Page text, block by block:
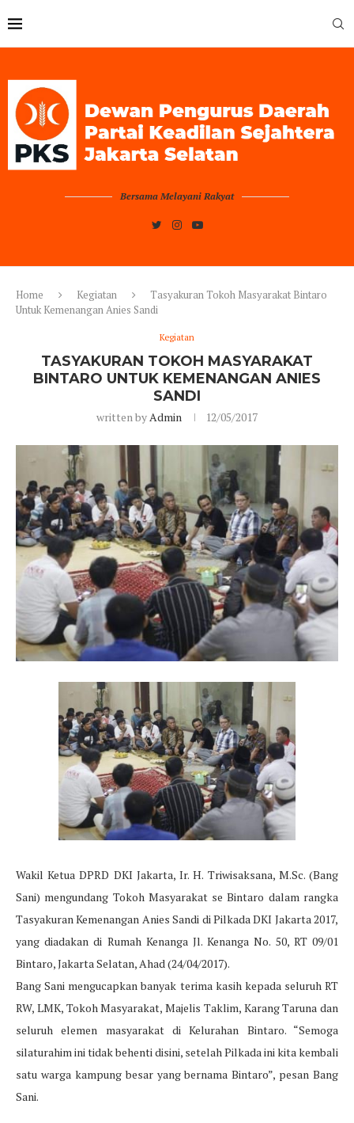
Bersama Melayani Rakyat
Home Kegiatan
Tasyakuran Tokoh Masyarakat Bintaro
Untuk Kemenangan Anies Sandi
Kegiatan
TASYAKURAN TOKOH MASYARAKAT
BINTARO UNTUK KEMENANGAN ANIES
SANDI
written byAdmin 12/05/2017
Wakil Ketua DPRD DKI Jakarta, Ir. H. Triwisaksana, M.Sc. (Bang
Sani) mengundang Tokoh Masyarakat se Bintaro dalam rangka
Tasyakuran Kemenangan Anies Sandi di Pilkada DKI Jakarta 2017,
yang diadakan di Rumah Kenanga Jl. Kenanga No. 50, RT 09/01
Bintaro, Jakarta Selatan, Ahad (24/04/2017).
Bang Sani mengucapkan banyak terima kasih kepada seluruh RT
RW, LMK, Tokoh Masyarakat, Majelis Taklim, Karang Taruna dan
seluruh elemen masyarakat di Kelurahan Bintaro. “Semoga
silaturahim ini tidak behenti disini, setelah Pilkada ini kita kembali
satu warga kampung besar yang bernama Bintaro”, pesan Bang
Sani.